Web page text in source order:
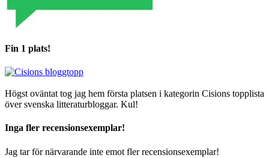
Fin 1 plats!
Högst oväntat tog jag hem första platsen i kategorin Cisions topplista
över svenska litteraturbloggar. Kul!
Inga fler recensionsexemplar!
Jag tar för närvarande inte emot fler recensionsexemplar!